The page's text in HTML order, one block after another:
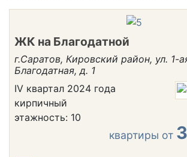
ЖК на Благодатной
г.Саратов, Кировский район, ул. 1-
Благодатная, д. 1
IV квартал 2024 года
кирпичный
этажность: 10
квартиры от